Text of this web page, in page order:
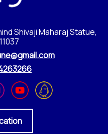
Shivaji Maharaj Statue,